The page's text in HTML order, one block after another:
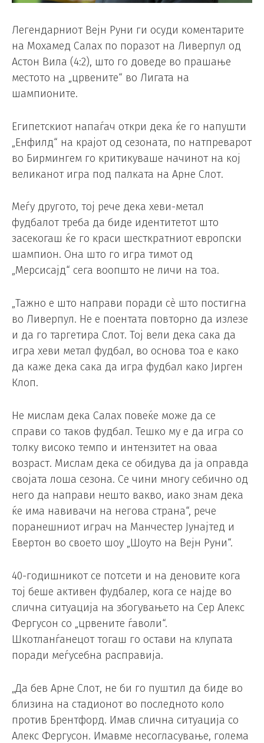
Легендарниот Вејн Руни ги осуди коментарите
на Мохамед Салах по поразот на Ливерпул од
Астон Вила (4:2), што го доведе во прашање
местото на „црвените“ во Лигата на
шампионите.
Египетскиот напаѓач откри дека ќе го напушти
„Енфилд“ на крајот од сезоната, по натпреварот
во Бирмингем го критикуваше начинот на кој
великанот игра под палката на Арне Слот.
Меѓу другото, тој рече дека хеви-метал
фудбалот треба да биде идентитетот што
засекогаш ќе го краси шесткратниот европски
шампион. Она што го игра тимот од
„Мерсисајд“ сега воопшто не личи на тоа.
„Тажно е што направи поради сè што постигна
во Ливерпул. Не е поентата повторно да излезе
и да го таргетира Слот. Тој вели дека сака да
игра хеви метал фудбал, во основа тоа е како
да каже дека сака да игра фудбал како Јирген
Клоп.
Не мислам дека Салах повеќе може да се
справи со таков фудбал. Тешко му е да игра со
толку високо темпо и интензитет на оваа
возраст. Мислам дека се обидува да ја оправда
својата лоша сезона. Се чини многу себично од
него да направи нешто вакво, иако знам дека
ќе има навивачи на негова страна“, рече
поранешниот играч на Манчестер Јунајтед и
Евертон во своето шоу „Шоуто на Вејн Руни“.
40-годишникот се потсети и на деновите кога
тој беше активен фудбалер, кога се најде во
слична ситуација на збогувањето на Сер Алекс
Фергусон со „црвените ѓаволи“.
Шкотланѓанецот тогаш го остави на клупата
поради меѓусебна расправија.
„Да бев Арне Слот, не би го пуштил да биде во
близина на стадионот во последното коло
против Брентфорд. Имав слична ситуација со
Алекс Фергусон. Имавме несогласување, голема